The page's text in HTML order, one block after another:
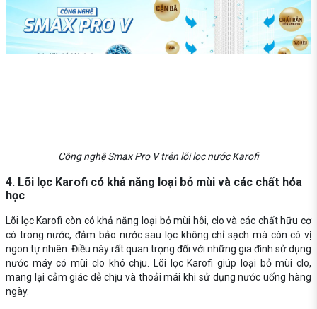
Công nghệ Smax Pro V trên lõi lọc nước Karofi
4. Lõi lọc Karofi có khả năng loại bỏ mùi và các chất hóa
học
Lõi lọc Karofi còn có khả năng loại bỏ mùi hôi, clo và các chất hữu cơ
có trong nước, đảm bảo nước sau lọc không chỉ sạch mà còn có vị
ngon tự nhiên. Điều này rất quan trọng đối với những gia đình sử dụng
nước máy có mùi clo khó chịu. Lõi lọc Karofi giúp loại bỏ mùi clo,
mang lại cảm giác dễ chịu và thoải mái khi sử dụng nước uống hàng
ngày.